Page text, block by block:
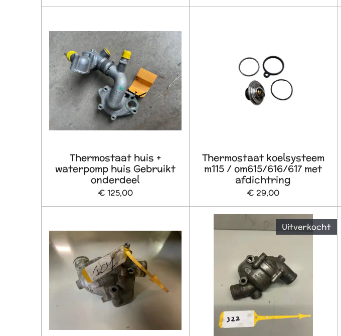
Thermostaat huis +
waterpomp huis Gebruikt
onderdeel
€ 125,00
Thermostaat koelsysteem
m115 / om615/616/617 met
afdichtring
€ 29,00
Uitverkocht